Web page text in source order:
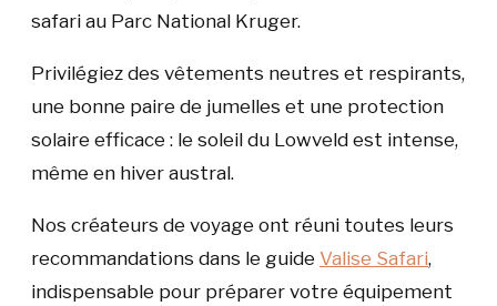
safari au Parc National Kruger.
Privilégiez des vêtements neutres et respirants,
une bonne paire de jumelles et une protection
solaire efficace : le soleil du Lowveld est intense,
même en hiver austral.
Nos créateurs de voyage ont réuni toutes leurs
recommandations dans le guide Valise Safari,
indispensable pour préparer votre équipement